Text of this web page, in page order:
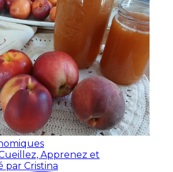
Apprenez et
par Cristina